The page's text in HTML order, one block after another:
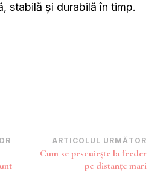
stabilă și durabilă în timp.
ARTICOLUL URMĂTOR
Cum se pescuiește la feeder
pe distanțe mari